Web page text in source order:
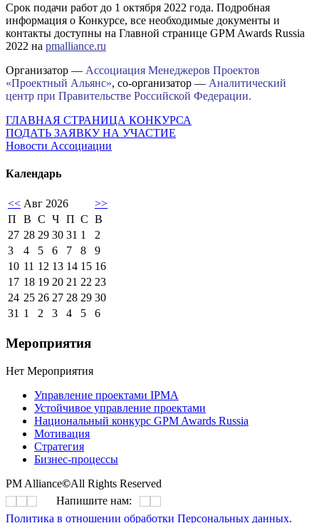
Срок подачи работ до 1 октября 2022 года. Подробная
информация о Конкурсе, все необходимые документы и
контакты доступны на Главной странице GPM Awards Russia
2022 на pmalliance.ru
Организатор — Ассоциация Менеджеров Проектов
«Проектный Альянс», со-организатор — Аналитический
центр при Правительстве Российской Федерации.
ГЛАВНАЯ СТРАНИЦА КОНКУРСА
ПОДАТЬ ЗАЯВКУ НА УЧАСТИЕ
Новости Ассоциации
Календарь
<< Авг 2026
>>
П
В С Ч П С В
27 28 29 30 31 1
2
3
4 5 6 7 8
9
10 11 12 13 14 15 16
17 18 19 20 21 22 23
24 25 26 27 28 29 30
31 1 2 3 4 5 6
Мероприятия
Нет Мероприятия
Управление проектами IPMA
Устойчивое управление проектами
Национальный конкурс GPM Awards Russia
Мотивация
Стратегия
Бизнес-процессы
PM Alliance©All Rights Reserved
Напишите нам:
Политика в отношении обработки Персональных данных.